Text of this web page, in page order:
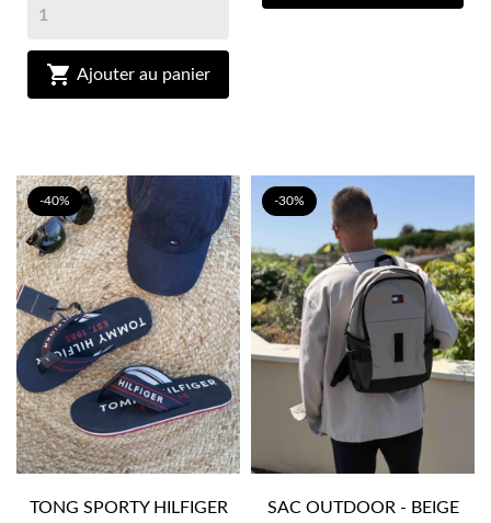
 Ajouter au panier
-40%
TONG SPORTY HILFIGER
-30%
SAC OUTDOOR - BEIGE